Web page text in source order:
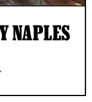
NAPLES